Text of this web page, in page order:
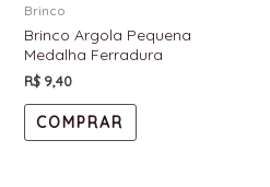
Brinco
Brinco Argola Pequena
Medalha Ferradura
R$9,40
COMPRAR